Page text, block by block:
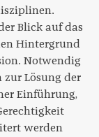
Blick auf das
Hintergrund
Notwendig
zur Lösung der
Einführung,
werden